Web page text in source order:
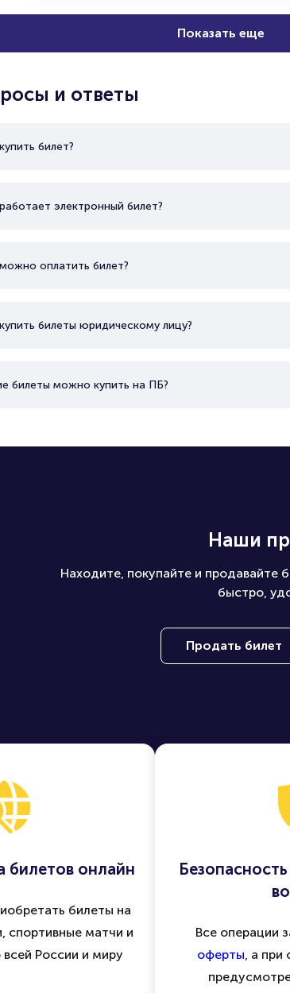
Показать еще
и ответы
билет?
электронный билет?
оплатить билет?
билеты юридическому лицу?
билеты можно купить на ПБ?
Наши
Находите, покупайте и продавайте
быстро,
Продать билет
билетов онлайн
билеты на
спортивные матчи и
России и миру
Все операции
оферты, а при